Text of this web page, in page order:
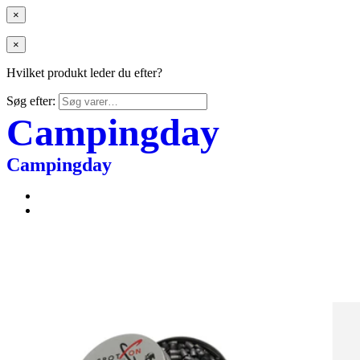
×
×
Hvilket produkt leder du efter?
Søg efter:
Campingday
Campingday